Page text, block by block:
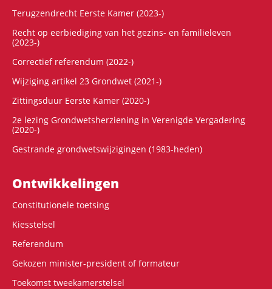
Terugzendrecht Eerste Kamer (2023-)
Recht op eerbiediging van het gezins- en familieleven
(2023-)
Correctief referendum (2022-)
Wijziging artikel 23 Grondwet (2021-)
Zittingsduur Eerste Kamer (2020-)
2e lezing Grondwetsherziening in Verenigde Vergadering
(2020-)
Gestrande grondwetswijzigingen (1983-heden)
Ontwikke­lingen
Constitutionele toetsing
Kiesstelsel
Referendum
Gekozen minister-president of formateur
Toekomst tweekamerstelsel